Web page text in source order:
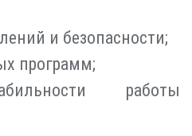
и безопасности;
программ;
работы